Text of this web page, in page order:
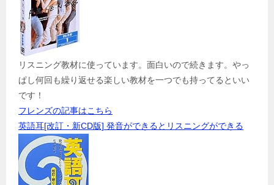
リスニング教材に使っています。面白いので続きます。やっ
ぱし何回も繰り返せる楽しい教材を一つでも持ってるといい
です！
フレンズの記事はこちら
英語耳[改訂・新CD版] 発音ができるとリスニングができる